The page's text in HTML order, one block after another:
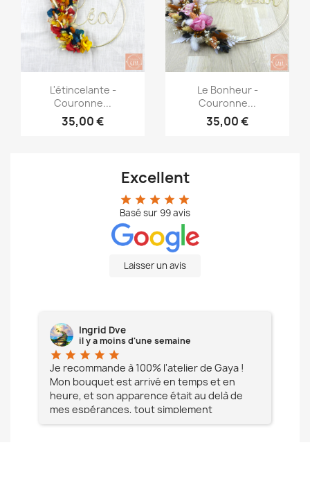
Aperçu rapide
L'étincelante -
Couronne...
35,00 €
Aperçu rapide
Le Bonheur -
Couronne...
35,00 €
Excellent
star star star star star
Basé sur 99avis
Laisser un avis
Ingrid Dve
il y a moins d'une semaine
star star star star star
Je recommande à 100% l'atelier de Gaya !
Mon bouquet est arrivé en temps et en
heure, et son apparence était au delà de
mes espérances, tout simplement